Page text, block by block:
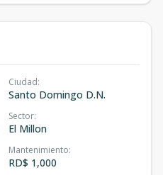
Ciudad:
Santo Domingo D.N.
Sector:
El Millon
Mantenimiento:
RD$ 1,000